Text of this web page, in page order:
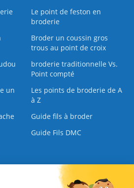
Le point de feston en
broderie
Broder un coussin gros
trous au point de croix
broderie traditionnelle Vs.
Point compté
un
Les points de broderie de A
à Z
Guide fils à broder
Guide Fils DMC